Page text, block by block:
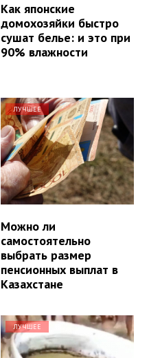
Как японские
домохозяйки быстро
сушат белье: и это при
90% влажности
ЛУЧШЕЕ
Можно ли
самостоятельно
выбрать размер
пенсионных выплат в
Казахстане
ЛУЧШЕЕ